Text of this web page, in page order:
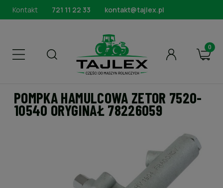
Kontakt 721 11 22 33 kontakt@tajlex.pl
POMPKA HAMULCOWA ZETOR 7520-
10540 ORYGINAŁ 78226059